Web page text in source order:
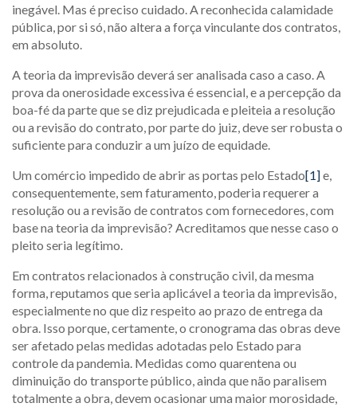
inegável. Mas é preciso cuidado. A reconhecida calamidade
pública, por si só, não altera a força vinculante dos contratos,
em absoluto.
A teoria da imprevisão deverá ser analisada caso a caso. A
prova da onerosidade excessiva é essencial, e a percepção da
boa-fé da parte que se diz prejudicada e pleiteia a resolução
ou a revisão do contrato, por parte do juiz, deve ser robusta o
suficiente para conduzir a um juízo de equidade.
Um comércio impedido de abrir as portas pelo Estado[1]e,
consequentemente, sem faturamento, poderia requerer a
resolução ou a revisão de contratos com fornecedores, com
base na teoria da imprevisão? Acreditamos que nesse caso o
pleito seria legítimo.
Em contratos relacionados à construção civil, da mesma
forma, reputamos que seria aplicável a teoria da imprevisão,
especialmente no que diz respeito ao prazo de entrega da
obra. Isso porque, certamente, o cronograma das obras deve
ser afetado pelas medidas adotadas pelo Estado para
controle da pandemia. Medidas como quarentena ou
diminuição do transporte público, ainda que não paralisem
totalmente a obra, devem ocasionar uma maior morosidade,